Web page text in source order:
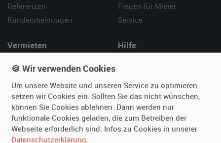
Referenzen
Kundenmeinungen
Fragen für Mieter
Service
Vermieten
Fragen für Vermieter
Inserat verwalten
Hilfe
Kontakt
SPECIAL
Berühmte Filmautos –
🍪 Wir verwenden Cookies
Um unsere Website und unseren Service zu optimieren
setzen wir Cookies ein. Sollten Sie das nicht wünschen,
können Sie Cookies ablehnen. Dann werden nur
funktionale Cookies geladen, die zum Betreiben der
Webseite erforderlich sind. Infos zu Cookies in unserer
Datenschutzerklärung.